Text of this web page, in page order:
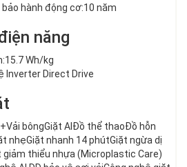
hành động cơ:10 năm
năng
Wh/kg
Inverter Direct Drive
Vải bôngGiặt AI Đồ thể thaoĐồ hỗn
nhẹGiặt nhanh 14 phútGiặt ngừa dị
giảm thiểu nhựa (Microplastic Care)